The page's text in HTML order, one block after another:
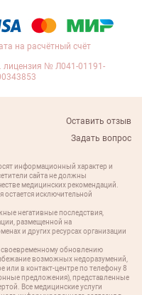
на расчётный счёт
лицензия № Л041-01191-
Оставить отзыв
Задать вопрос
информационный характер и
сайта не должны
медицинских рекомендаций.
остается исключительной
негативные последствия,
размещенной на
и других ресурсах организации
обновлению
возможных недоразумений,
или в контакт-центре по телефону 8
предложения), представленные
Все медицинские услуги